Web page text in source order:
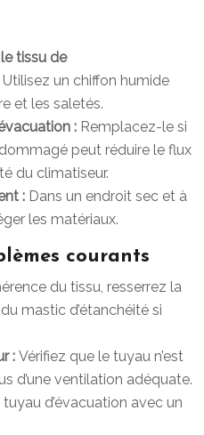
tissu de
Utilisez un chiffon humide
et les saletés.
: Remplacez-le si
peut réduire le flux
du climatiseur.
: Dans un endroit sec et à
les matériaux.
courants
du tissu, resserrez la
mastic d’étanchéité si
: Vérifiez que le tuyau n’est
d’une ventilation adéquate.
d’évacuation avec un